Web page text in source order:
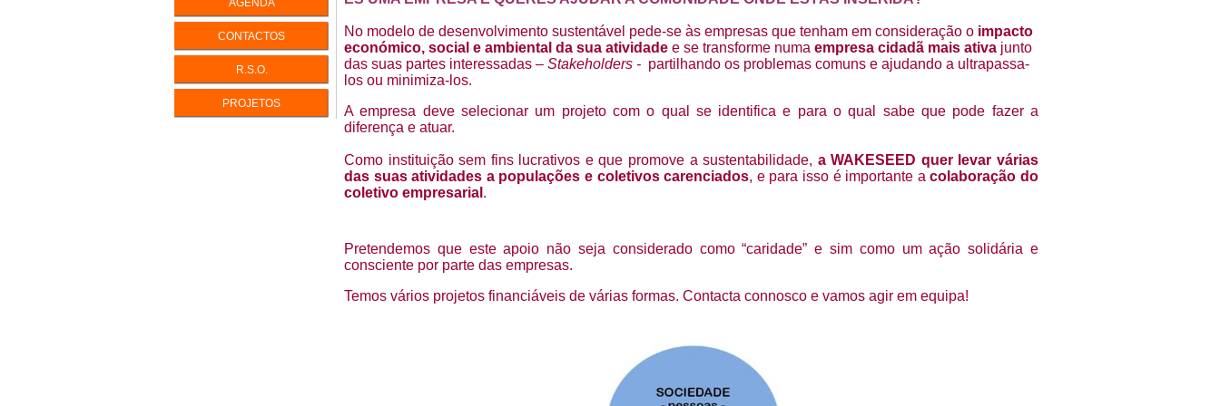
AGENDA
CONTACTOS
R.S.O.
PROJETOS
INTELIGÊNCIA EMOCIONAL
INTELIGÊNCIA ESPIRITUAL
PERFIS DE
ENEAGRAMA
EQUILÍBRIO PESSOAL
IKIGAI - Viver com Propósito
A Vida como Projeto
TERAPIA PRÂNICA ® e
PSICOTERAPIA PRANICA ®
MASSAGEM AYURVÉDICA
TERAPÊUTICAS
PORTAL DA VISÃO
CLÍNICA SOCIAL
Sobre Carlos Poço
JARDINS TERAPÊUTICOS
CÍRCULOS DE SEMENTES
FINANCIAMENTO SOCIAL,
ÉTICO E ALTERNATIVO
FLORESCIMENTO HUMANO
E ORGANIZACIONAL
No modelo de desenvolvimento sustentável pede-se às empresas que tenham em consideração o impacto
económico, social e ambiental da sua atividade e se transforme numa empresa cidadã mais ativa junto
das suas partes interessadas – Stakeholders - partilhando os problemas comuns e ajudando a ultrapassa-
los ou minimiza-los.
A empresa deve selecionar um projeto com o qual se identifica e para o qual sabe que pode fazer a
diferença e atuar.
Como instituição sem fins lucrativos e que promove a sustentabilidade, a WAKESEED quer levar várias
das suas atividades a populações e coletivos carenciados, e para isso é importante acolaboração do
coletivo empresarial .
Pretendemos que este apoio não seja considerado como “caridade” e sim como um ação solidária e
consciente por parte das empresas.
Temos vários projetos financiáveis de várias formas. Contacta connosco e vamos agir em equipa!